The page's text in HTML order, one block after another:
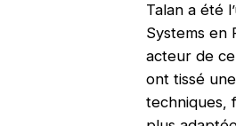
Talan a été
Systems en
acteur de
ont tissé
techniques,